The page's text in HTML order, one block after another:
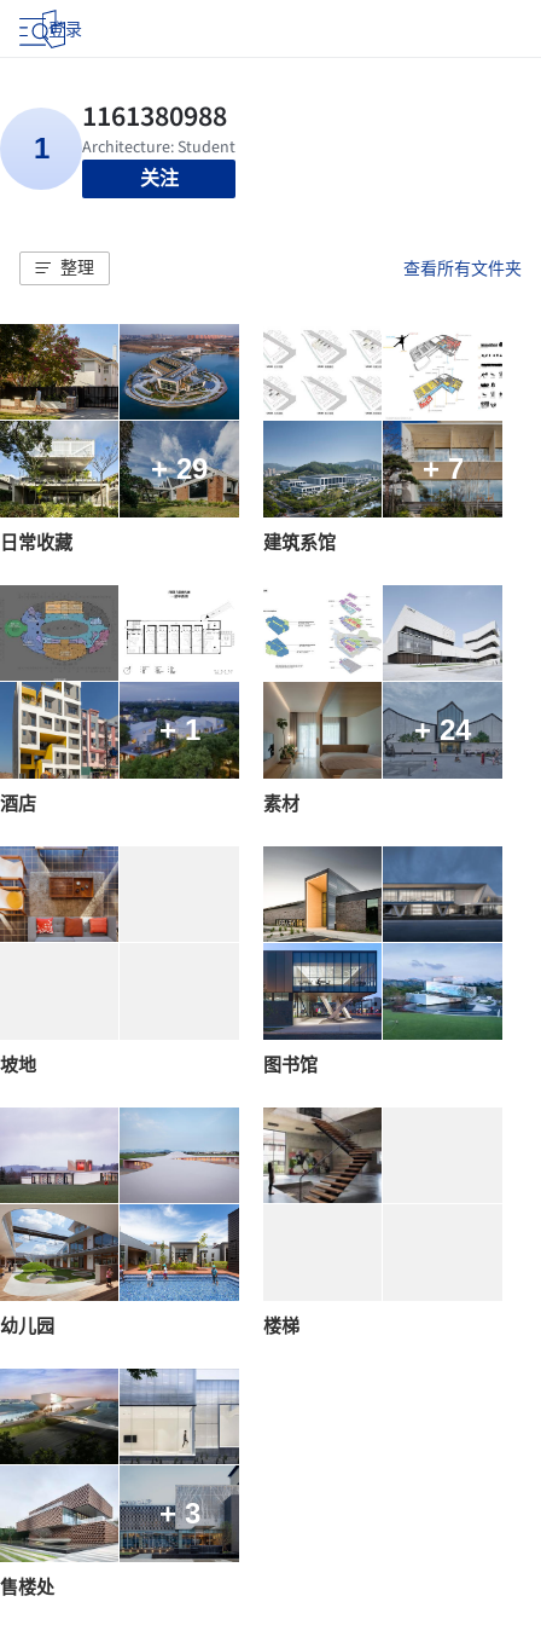
登录
关注
整理 查看所有文件夹
+ 29
日常收藏
+ 7
建筑系馆
+ 1
酒店
+ 24
素材
坡地 图书馆
幼儿园 楼梯
+ 3
售楼处